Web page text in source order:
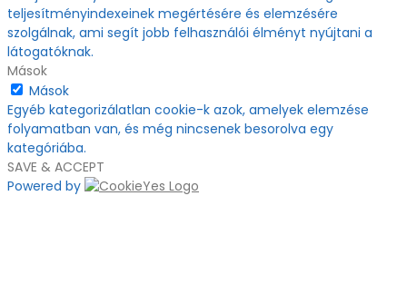
teljesítményindexeinek megértésére és elemzésére
szolgálnak, ami segít jobb felhasználói élményt nyújtani a
látogatóknak.
Mások
Mások
Egyéb kategorizálatlan cookie-k azok, amelyek elemzése
folyamatban van, és még nincsenek besorolva egy
kategóriába.
SAVE & ACCEPT
Powered by